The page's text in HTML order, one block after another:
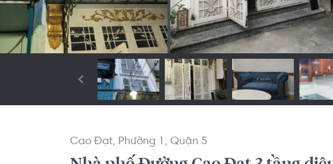
Cao Đạt Phường 1 Quận 5